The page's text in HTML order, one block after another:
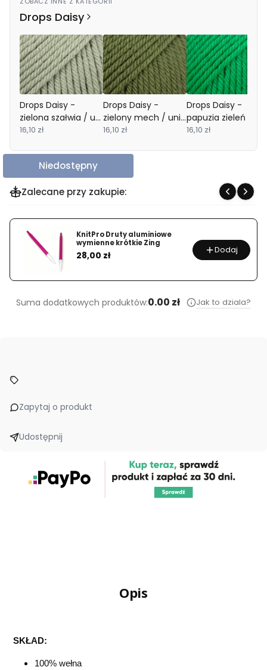
Drops Daisy
Drops Daisy -
zielona szałwia / uni
colour 26
16,10 zł
Drops Daisy -
zielony mech / uni
colour 17
16,10 zł
Drops Daisy -
papuzia zieleń / uni
colour 25
16,10 zł
Niedostępny
Zalecane przy zakupie:
KnitPro Druty aluminiowe
wymienne krótkie Zing
Cena
28,00 zł Dodaj
Suma dodatkowych produktów:0.00 zł Jak to dziala?
Zapytaj o produkt
Udostępnij
Opis
SKŁAD:
100% wełna